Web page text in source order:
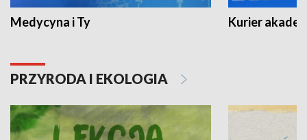
Medycyna i Ty Kurier
PRZYRODA I EKOLOGIA